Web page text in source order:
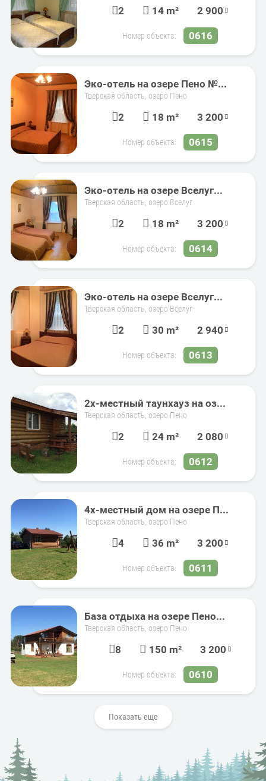
2 14 m² 2 900
Номер объекта: 0616
Эко-отель на озере Пено №...
Тверская область, озеро Пено
2 18 m² 3 200
Номер объекта: 0615
Эко-отель на озере Вселуг...
Тверская область, озеро Вселуг
2 18 m² 3 200
Номер объекта: 0614
Эко-отель на озере Вселуг...
Тверская область, озеро Вселуг
2 30 m² 2 940
Номер объекта: 0613
2х-местный таунхауз на оз...
Тверская область, озеро Пено
2 24 m² 2 080
Номер объекта: 0612
4х-местный дом на озере П...
Тверская область, озеро Пено
4 36 m² 3 200
Номер объекта: 0611
База отдыха на озере Пено...
Тверская область, озеро Пено
8 150 m² 3 200
Номер объекта: 0610
Показать еще